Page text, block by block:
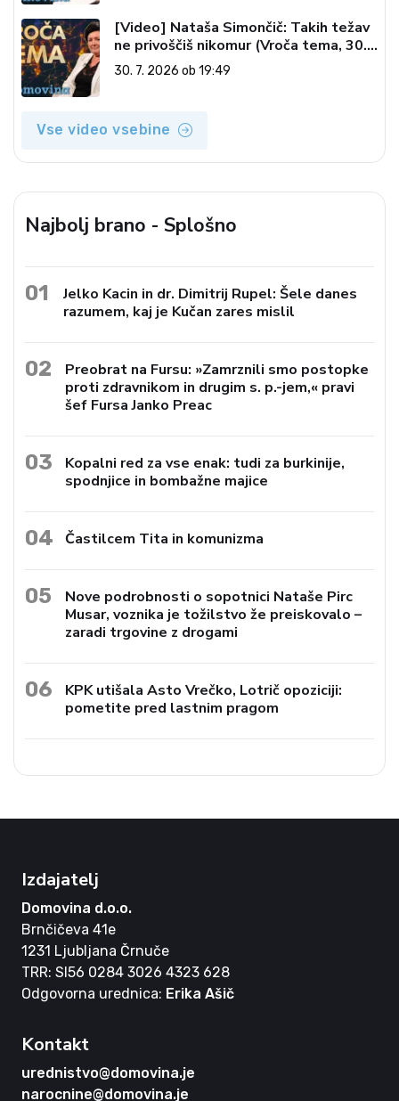
[Video] Nataša Simončič: Takih težav
ne privoščiš nikomur (Vroča tema, 30.
7. 2026)
30. 7. 2026 ob 19:49
Vse video vsebine
Najbolj brano - Splošno
01
Jelko Kacin in dr. Dimitrij Rupel: Šele danes
razumem, kaj je Kučan zares mislil
02
Preobrat na Fursu: »Zamrznili smo postopke
proti zdravnikom in drugim s. p.-jem,« pravi
šef Fursa Janko Preac
03
Kopalni red za vse enak: tudi za burkinije,
spodnjice in bombažne majice
04 Častilcem Tita in komunizma
05
Nove podrobnosti o sopotnici Nataše Pirc
Musar, voznika je tožilstvo že preiskovalo –
zaradi trgovine z drogami
06
KPK utišala Asto Vrečko, Lotrič opoziciji:
pometite pred lastnim pragom
Izdajatelj
Domovina d.o.o.
Brnčičeva 41e
1231 Ljubljana Črnuče
TRR: SI56 0284 3026 4323 628
Odgovorna urednica: Erika Ašič
Kontakt
urednistvo@domovina.je
narocnine@domovina.je